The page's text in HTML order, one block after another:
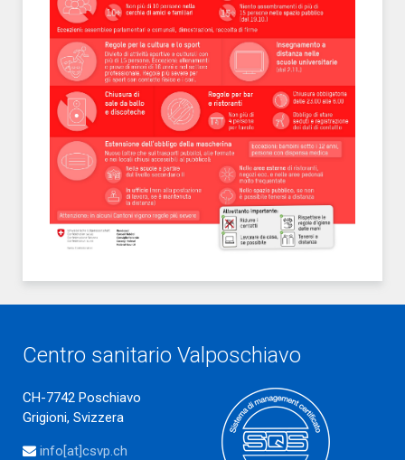
Centro sanitario Valposchiavo
CH-7742 Poschiavo
Grigioni, Svizzera
info[at]csvp.ch